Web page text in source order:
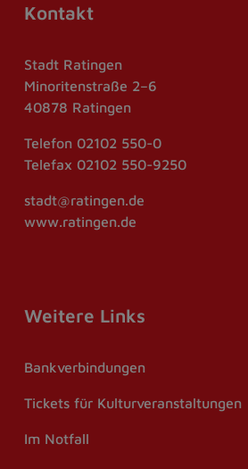
Kontakt
Stadt Ratingen
Minoritenstraße 2–6
40878 Ratingen
Telefon 02102 550-0
Telefax 02102 550-9250
stadt@ratingen.de
www.ratingen.de
Weitere Links
Bankverbindungen
Tickets für Kulturveranstaltungen
Im Notfall